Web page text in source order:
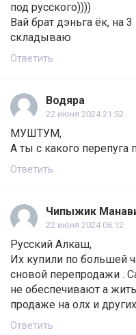
под русского))))
Вай брат дэньга ёк, на
складываю
Ответить
Водяра
22 июня 2024 21:52
МУШТУМ,
А ты с какого перепуга
Ответить
Чипыжик
22 июня 2024 06:12
Русский Алкаш,
Их купили по большей
сновой перепродажи .
не обеспечивают а
продаже на олх и
Ответить